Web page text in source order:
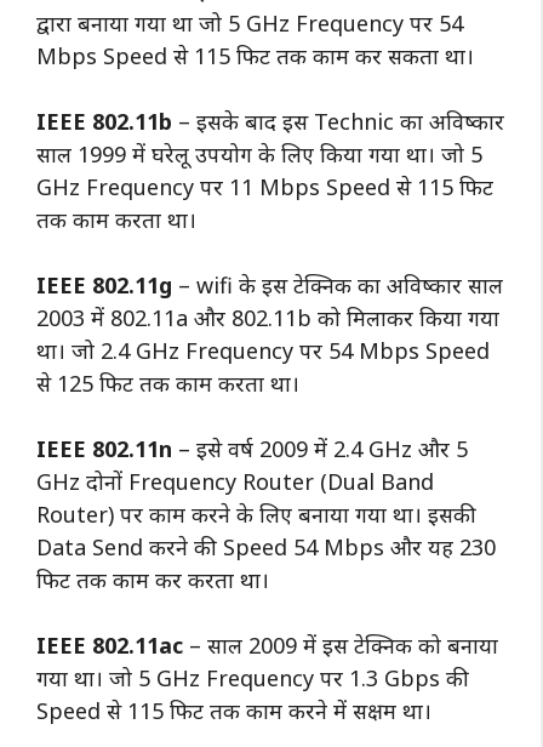
द्वारा बनाया गया था जो 5 GHz Frequency पर 54
Mbps Speed से 115 फिट तक काम कर सकता था।
IEEE 802.11b – इसके बाद इस Technic का अविष्कार
साल 1999 में घरेलू उपयोग के लिए किया गया था। जो 5
GHz Frequency पर 11 Mbps Speed से 115 फिट
तक काम करता था।
IEEE 802.11g – wifi के इस टेक्निक का अविष्कार साल
2003 में 802.11a और 802.11b को मिलाकर किया गया
था। जो 2.4 GHz Frequency पर 54 Mbps Speed
से 125 फिट तक काम करता था।
IEEE 802.11n – इसे वर्ष 2009 में 2.4 GHz और 5
GHz दोनों Frequency Router (Dual Band
Router) पर काम करने के लिए बनाया गया था। इसकी
Data Send करने की Speed 54 Mbps और यह 230
फिट तक काम कर करता था।
IEEE 802.11ac – साल 2009 में इस टेक्निक को बनाया
गया था। जो 5 GHz Frequency पर 1.3 Gbps की
Speed से 115 फिट तक काम करने में सक्षम था।